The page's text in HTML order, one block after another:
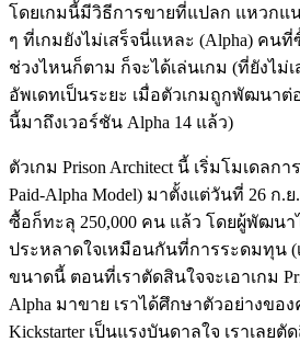
โดยเกมนี้มีวิธีการขายที่แปลก แหวกแ
ๆ ที่เกมยังไม่เสร็จนี่แหละ (Alpha) คน
ช่วงไหนก็ตาม ก็จะได้เล่นเกม (ที่ยังไม่
อัพเดทเป็นระยะ เมื่อตัวเกมถูกพัฒนาต่
นี้มาถึงเวอร์ชัน Alpha 14 แล้ว)
ตัวเกม Prison Architect นี้ เริ่มโมเดลก
Paid-Alpha Model) มาตั้งแต่วันที่ 26 ก.
ซื้อก็ทะลุ 250,000 คน แล้ว โดยผู้พัฒนา
ประหลาดใจเหมือนกันที่การระดมทุน (
ขนาดนี้ ตอนที่เราตัดสินใจจะเอาเกม
Alpha มาขาย เราได้ศึกษาตัวอย่างขอ
Kickstarter เป็นแรงบันดาลใจ เราเลย